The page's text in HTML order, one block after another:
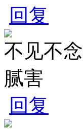
回复
不见不念
腻害
回复